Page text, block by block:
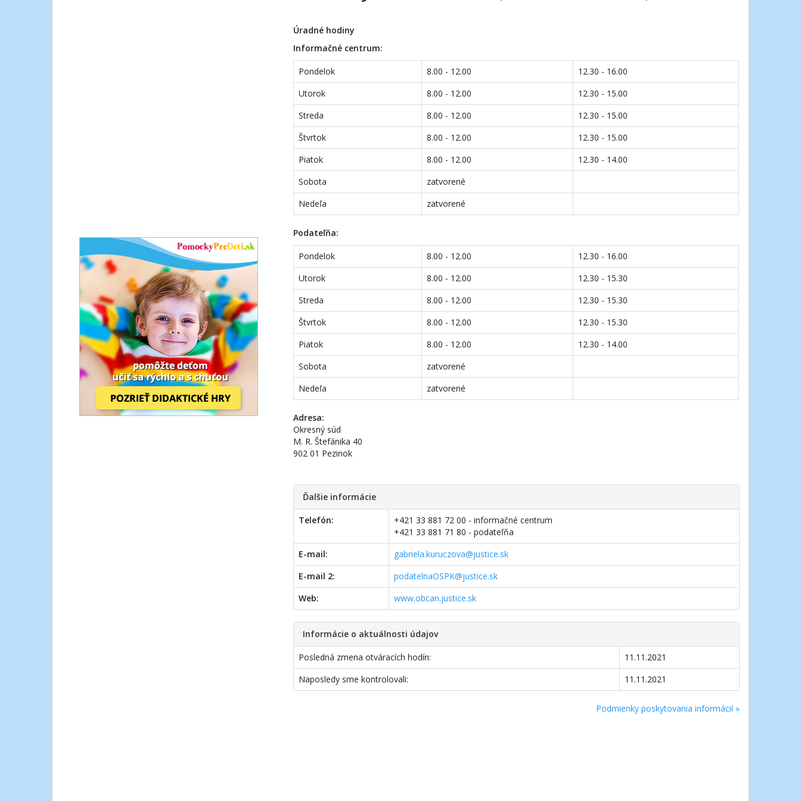
Úradné hodiny
Informačné centrum:
Pondelok 8.00 - 12.00
12.30 - 16.00
Utorok
8.00 - 12.00
12.30 - 15.00
Streda
8.00 - 12.00
12.30 - 15.00
Štvrtok
8.00 - 12.00
12.30 - 15.00
Piatok
8.00 - 12.00
12.30 - 14.00
Sobota
zatvorené
Nedeľa
zatvorené
Podateľňa:
Pondelok 8.00 - 12.00
12.30 - 16.00
Utorok
8.00 - 12.00
12.30 - 15.30
Streda
8.00 - 12.00
12.30 - 15.30
Štvrtok
8.00 - 12.00
12.30 - 15.30
Piatok
8.00 - 12.00
12.30 - 14.00
Sobota
zatvorené
Nedeľa
zatvorené
Adresa:
Okresný súd
M. R. Štefánika 40
902 01 Pezinok
Ďalšie informácie
Telefón:
+421 33 881 72 00 - informačné centrum
+421 33 881 71 80 - podateľňa
E-mail:
gabriela.kuruczova@justice.sk
E-mail 2:
podatelnaOSPK@justice.sk
Web:
www.obcan.justice.sk
Informácie o aktuálnosti údajov
Posledná zmena otváracích hodín:
11.11.2021
Naposledy sme kontrolovali:
11.11.2021
Podmienky poskytovania informácií »